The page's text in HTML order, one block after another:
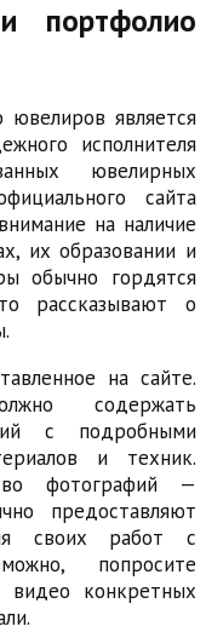
портфолио
является
исполнителя
ювелирных
сайта
на наличие
их образовании и
обычно гордятся
рассказывают о
на сайте.
содержать
с подробными
и техник.
фотографий —
предоставляют
своих работ с
попросите
видео конкретных